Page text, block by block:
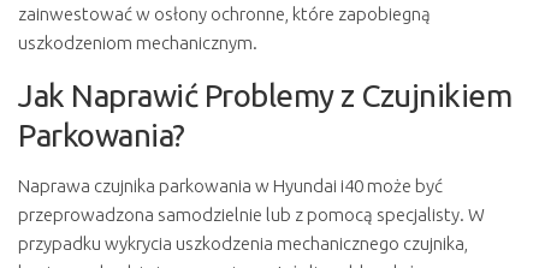
zainwestować w osłony ochronne, które zapobiegną
uszkodzeniom mechanicznym.
Jak Naprawić Problemy z Czujnikiem
Parkowania?
Naprawa czujnika parkowania w Hyundai i40 może być
przeprowadzona samodzielnie lub z pomocą specjalisty. W
przypadku wykrycia uszkodzenia mechanicznego czujnika,